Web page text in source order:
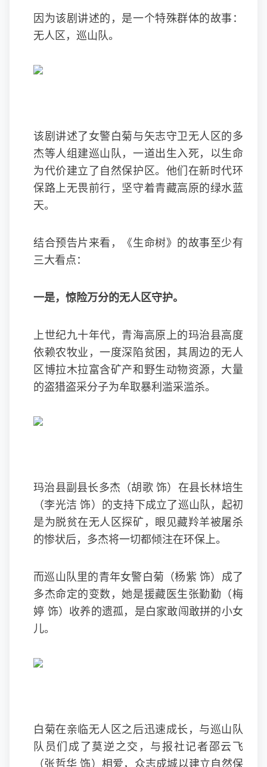
因为该剧讲述的，是一个特殊群体的故事：
无人区，巡山队。
该剧讲述了女警白菊与矢志守卫无人区的多
杰等人组建巡山队，一道出生入死，以生命
为代价建立了自然保护区。他们在新时代环
保路上无畏前行，坚守着青藏高原的绿水蓝
天。
结合预告片来看，《生命树》的故事至少有
三大看点：
一是，惊险万分的无人区守护。
上世纪九十年代，青海高原上的玛治县高度
依赖农牧业，一度深陷贫困，其周边的无人
区博拉木拉富含矿产和野生动物资源，大量
的盗猎盗采分子为牟取暴利滥采滥杀。
玛治县副县长多杰（胡歌 饰）在县长林培生
（李光洁 饰）的支持下成立了巡山队，起初
是为脱贫在无人区探矿，眼见藏羚羊被屠杀
的惨状后，多杰将一切都倾注在环保上。
而巡山队里的青年女警白菊（杨紫 饰）成了
多杰命定的变数，她是援藏医生张勤勤（梅
婷 饰）收养的遗孤，是白家敢闯敢拼的小女
儿。
白菊在亲临无人区之后迅速成长，与巡山队
队员们成了莫逆之交，与报社记者邵云飞
（张哲华 饰）相爱，众志成城以建立自然保